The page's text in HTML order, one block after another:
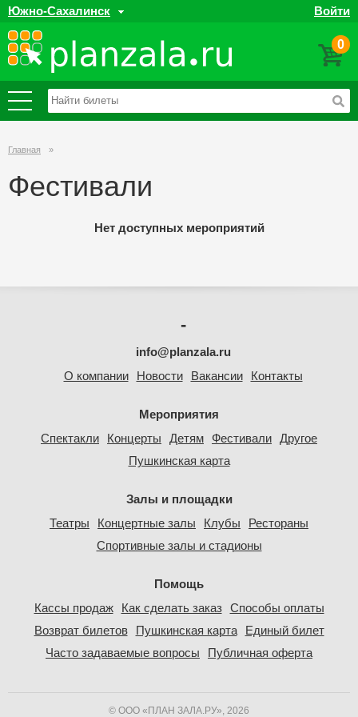
Южно-Сахалинск Войти
0
Главная »
Фестивали
Нет доступных мероприятий
Мероприятия
Спектакли
Концерты Детям Фестивали Другое
Пушкинская карта
Залы и площадки
Театры
Концертные залы Клубы
Рестораны
Спортивные залы и стадионы
Помощь
Кассы продаж
Как сделать заказ
Способы оплаты
Возврат билетов
Пушкинская карта
Единый билет
Часто задаваемые вопросы
Публичная оферта
-
info@planzala.ru
О компании
Новости Вакансии Контакты
© ООО «ПЛАН ЗАЛА.РУ», 2026